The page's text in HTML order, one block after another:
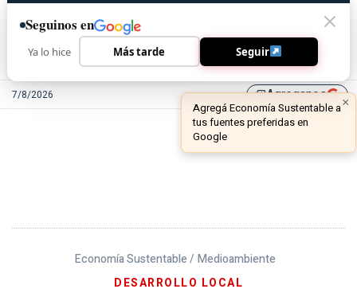
7/8/2026 library_addAgreganos
Economía Sustentable / Medioambiente
DESARROLLO LOCAL
Seguinos en
Ya lo hice Más tarde Seguir